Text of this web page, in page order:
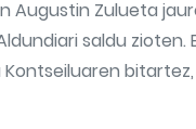
Augustin Zulueta
saldu zioten.
Kontseiluaren